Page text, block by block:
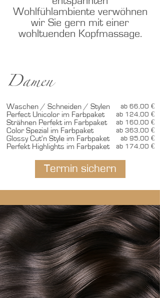
Wohlfühlambiente verwöhnen
wir Sie gern mit einer
wohltuenden Kopfmassage.
Damen
Waschen / Schneiden / Stylen
Perfect Unicolor im Farbpaket
Strähnen Perfekt im Farbpaket
Color Spezial im Farbpaket
Glossy Cut'n Style im Farbpaket
Perfekt Highlights im Farbpaket
ab 66,00 €
ab 124,00 €
ab 160,00 €
ab 363,00 €
ab 95,00 €
ab 174,00 €
Termin sichern